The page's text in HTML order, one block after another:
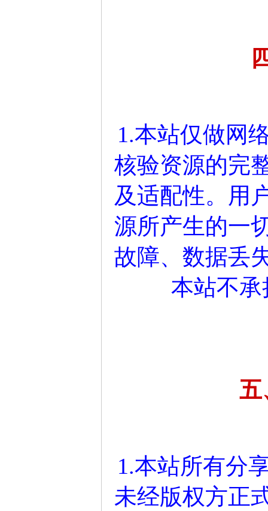
1.本站仅做网
核验资源的完
及适配性。用
源所产生的一
故障、数据丢
本站不
五
1.本站所有分
未经版权方正